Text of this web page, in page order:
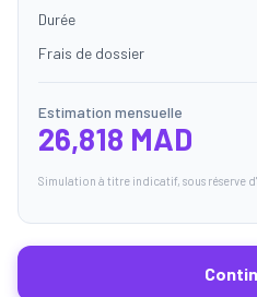
Durée
Frais de dossier
Estimation mensuelle
26,818 MAD
Simulation à titre indicatif, sous réserve